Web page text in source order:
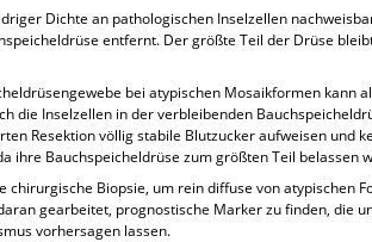
Dichte an pathologischen Inselzellen
entfernt. Der größte Teil der Drüse
bei atypischen Mosaikformen kann
die Inselzellen in der verbleibenden
Resektion völlig stabile Blutzucker aufweisen und
ihre Bauchspeicheldrüse zum größten Teil belassen
Biopsie, um rein diffuse von atypischen
gearbeitet, prognostische Marker zu finden, die
vorhersagen lassen.